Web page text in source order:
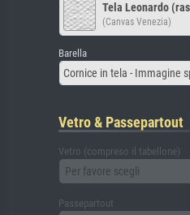
Tela Leonardo
(Canvas Venezia)
Barella
Cornice in tela - Immagine
Vetro & Passepartout
Vetro (compreso il tabellone)
Per favore scegli
Passepartout